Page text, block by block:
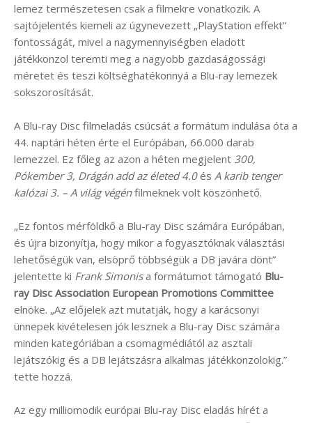
lemez természetesen csak a filmekre vonatkozik. A
sajtójelentés kiemeli az úgynevezett „PlayStation effekt”
fontosságát, mivel a nagymennyiségben eladott
játékkonzol teremti meg a nagyobb gazdaságossági
méretet és teszi költséghatékonnyá a Blu-ray lemezek
sokszorosítását.
A Blu-ray Disc filmeladás csúcsát a formátum indulása óta a
44. naptári héten érte el Európában, 66.000 darab
lemezzel. Ez főleg az azon a héten megjelent 300,
Pókember 3, Drágán add az életed 4.0és A karib tenger
kalózai 3. – A világ végénfilmeknek volt köszönhető.
„Ez fontos mérföldkő a Blu-ray Disc számára Európában,
és újra bizonyítja, hogy mikor a fogyasztóknak választási
lehetőségük van, elsöprő többségük a DB javára dönt”
jelentette ki Frank Simonisa formátumot támogató Blu-
ray Disc Association European Promotions Committee
elnöke. „Az előjelek azt mutatják, hogy a karácsonyi
ünnepek kivételesen jók lesznek a Blu-ray Disc számára
minden kategóriában a csomagmédiától az asztali
lejátszókig és a DB lejátszásra alkalmas játékkonzolokig.”
tette hozzá.
Az egy milliomodik európai Blu-ray Disc eladás hírét a